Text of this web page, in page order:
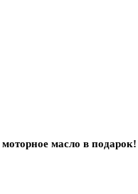
масло в подарок!